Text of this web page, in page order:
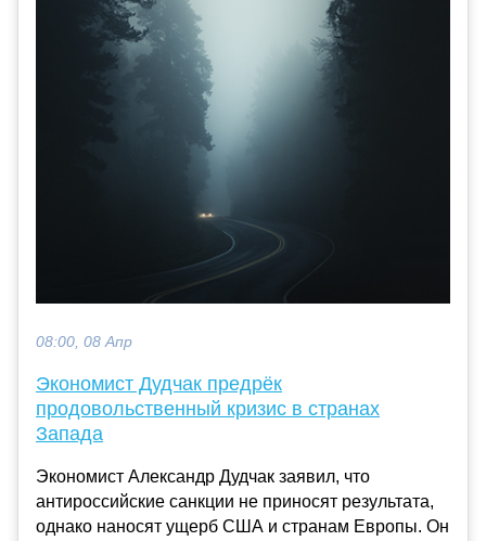
08:00, 08 Апр
Экономист Дудчак предрёк
продовольственный кризис в странах
Запада
Экономист Александр Дудчак заявил, что
антироссийские санкции не приносят результата,
однако наносят ущерб США и странам Европы. Он